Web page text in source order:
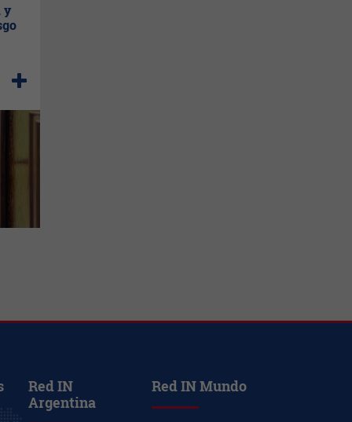
Red IN
Argentina
Red IN Mundo